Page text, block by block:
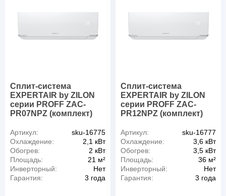
Сплит-система
EXPERTAIR by ZILON
серии PROFF ZAC-
PR07NPZ (комплект)
Артикул:
sku-16775
Охлаждение:
2,1 кВт
Обогрев:
2 кВт
Площадь:
21 м²
Инверторный:
Нет
Гарантия:
3 года
Сплит-система
EXPERTAIR by ZILON
серии PROFF ZAC-
PR12NPZ (комплект)
Артикул:
sku-16777
Охлаждение:
3,6 кВт
Обогрев:
3,5 кВт
Площадь:
36 м²
Инверторный:
Нет
Гарантия:
3 года